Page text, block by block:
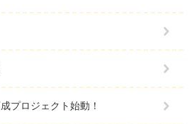
プロジェクト始動！